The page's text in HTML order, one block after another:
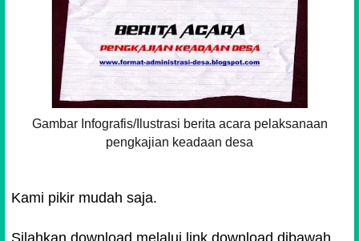
Contoh:
Pengkajian potensi dan masalah
berdasarkan sketsa desa;
Pengkajian potensi dan masalah
berdasarkan kalender musim;
Pengkajian peluang pendayagunaan
Gambar Infografis/Ilustrasi berita acara pelaksanaan
pengkajian keadaan desa
Kami pikir mudah saja.